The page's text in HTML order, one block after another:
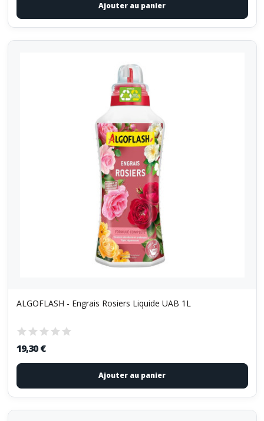
Ajouter au panier
ALGOFLASH - Engrais Rosiers Liquide UAB 1L
19,30 €
Ajouter au panier